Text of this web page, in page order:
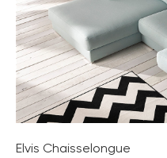
Elvis Chaisselongue